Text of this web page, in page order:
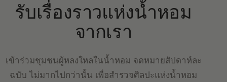
รับเรื่องราวแห่งน้ำหอม
จากเรา
เข้าร่วมชุมชนผู้หลงใหลในน้ำหอม จดหมายสัปดาห์ละ
ฉบับ ไม่มากไปกว่านั้น เพื่อสำรวจศิลปะแห่งน้ำหอม